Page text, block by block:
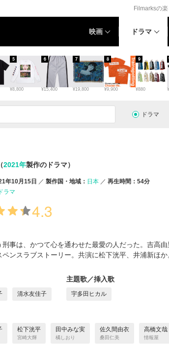
Filmarksの
映画 ドラマ
¥8,800
5
¥15,400
6
¥19,800
7
¥9,900
8
¥880
9
ドラマ
（2021年製作のドラマ）
年10月15日 製作国・地域： 日本
再生時間：54分
ドラマ
4.3
刑事は、かつて心を通わせた最愛の人だった。吉高
ンスラブストーリー。共演に松下洸平、井浦新ほか
清水友佳子
主題歌／挿入歌
宇多田ヒカル
松下洸平
宮崎大輝
田中みな実
橘しおり
佐久間由衣
桑田仁美
高橋文哉
情報屋